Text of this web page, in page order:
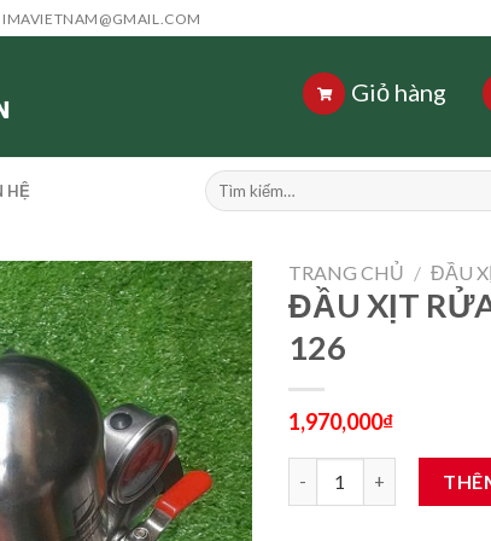
Giỏ hàng
HỆ
Tìm
kiếm:
TRANG CHỦ / ĐẦU
ĐẦU XỊT
126
1,970,000₫
ĐẦU XỊT RỬA XE TY SỨ